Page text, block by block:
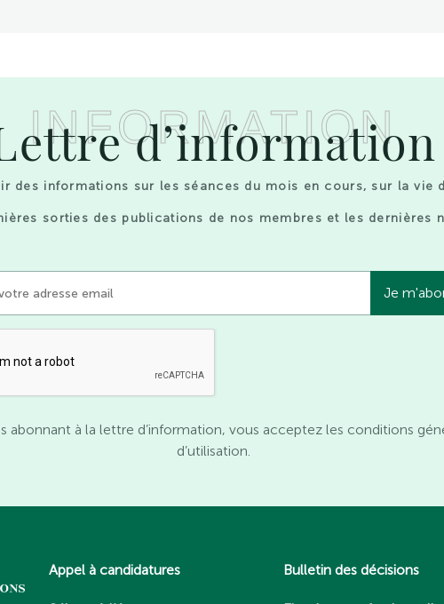
INFORMATION
d’information
des informations sur les séances du mois en cours, sur la vie
sorties des publications de nos membres et les dernières
abonnant à la lettre d’information, vous acceptez les conditions
d’utilisation.
Appel à candidatures Bulletin des décisions